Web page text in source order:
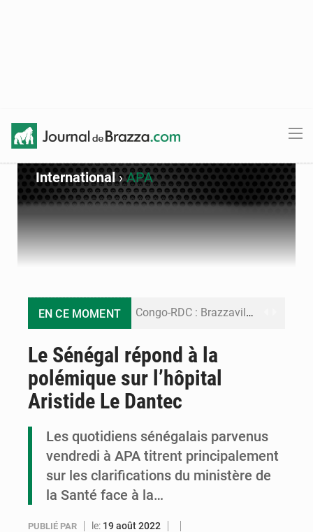
International›APA
EN CE MOMENT Congo-RDC : Brazzaville et Kinshasa renforcent leur coopération en faveur de la jeunesse
Assassinat de l’entrepreneur sportif Vally Amisi : le principal suspect arrêté à Brazzaville
Le Sénégal répond à la
polémique sur l’hôpital
Aristide Le Dantec
Les quotidiens sénégalais parvenus
vendredi à APA titrent principalement
sur les clarifications du ministère de
la Santé face à la…
PUBLIÉ PAR le: 19 août 2022